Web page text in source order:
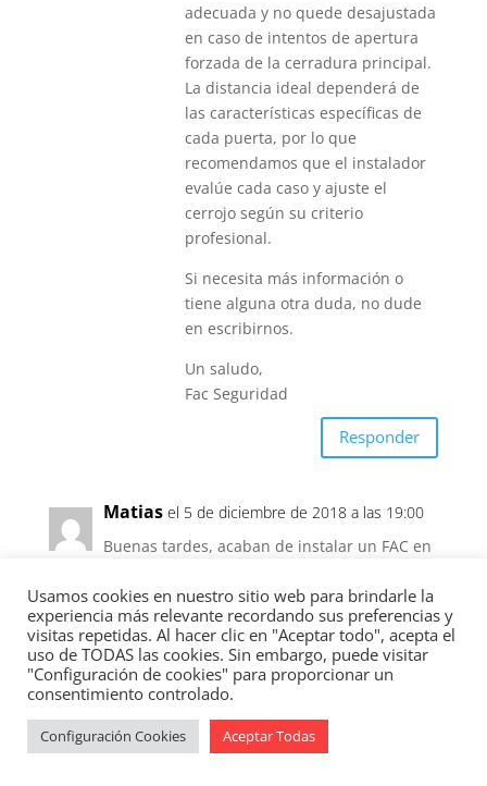
adecuada y no quede desajustada
en caso de intentos de apertura
forzada de la cerradura principal.
La distancia ideal dependerá de
las características específicas de
cada puerta, por lo que
recomendamos que el instalador
evalúe cada caso y ajuste el
cerrojo según su criterio
profesional.
Si necesita más información o
tiene alguna otra duda, no dude
en escribirnos.
Un saludo,
Fac Seguridad
Responder
Matias el 5 de diciembre de 2018 a las 19:00
Buenas tardes, acaban de instalar un FAC en
cerradura antigua, al intentar echar la llave
no gira. ¿Qué ha podido pasar?
Gracias
Usamos cookies en nuestro sitio web para brindarle la
experiencia más relevante recordando sus preferencias y
visitas repetidas. Al hacer clic en "Aceptar todo", acepta el
uso de TODAS las cookies. Sin embargo, puede visitar
"Configuración de cookies" para proporcionar un
consentimiento controlado.
Configuración Cookies Aceptar Todas